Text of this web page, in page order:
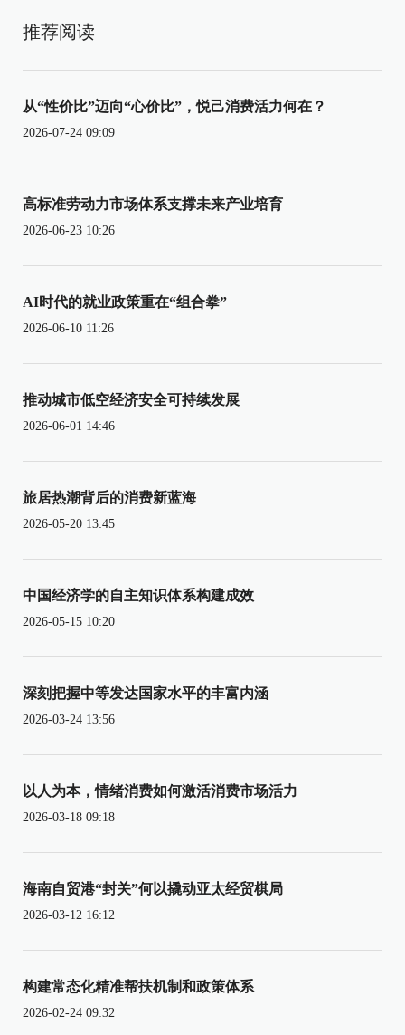
推荐阅读
从“性价比”迈向“心价比”，悦己消费活力何在？
2026-07-24 09:09
高标准劳动力市场体系支撑未来产业培育
2026-06-23 10:26
AI时代的就业政策重在“组合拳”
2026-06-10 11:26
推动城市低空经济安全可持续发展
2026-06-01 14:46
旅居热潮背后的消费新蓝海
2026-05-20 13:45
中国经济学的自主知识体系构建成效
2026-05-15 10:20
深刻把握中等发达国家水平的丰富内涵
2026-03-24 13:56
以人为本，情绪消费如何激活消费市场活力
2026-03-18 09:18
海南自贸港“封关”何以撬动亚太经贸棋局
2026-03-12 16:12
构建常态化精准帮扶机制和政策体系
2026-02-24 09:32